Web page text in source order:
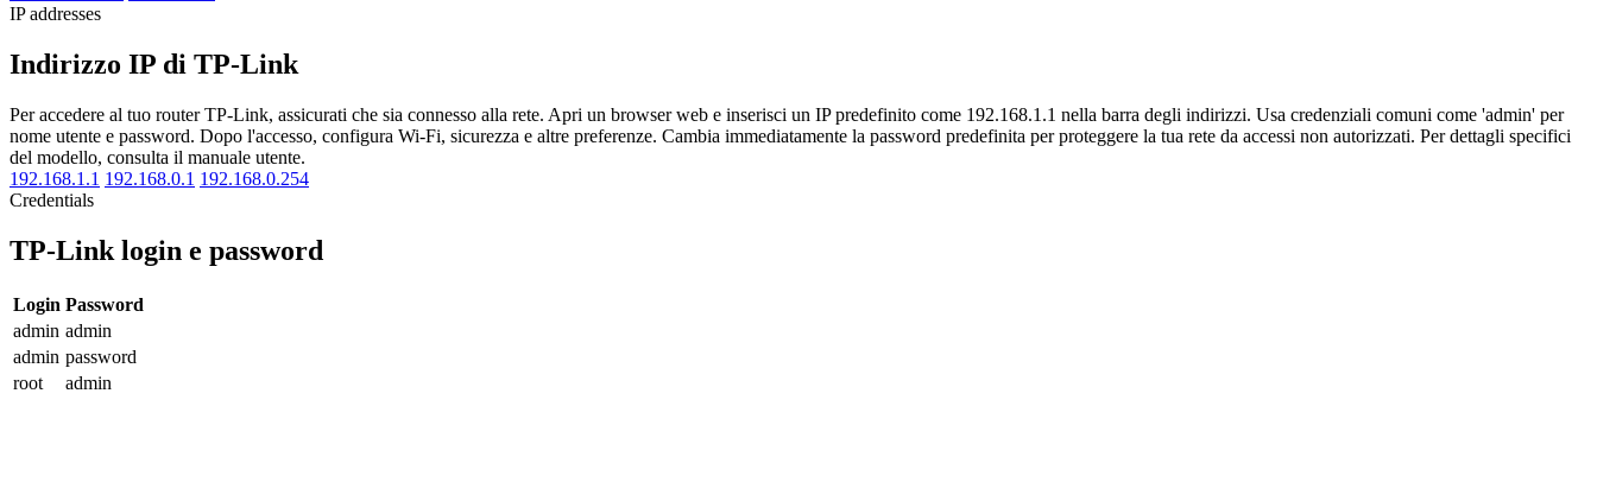
IP addresses
Indirizzo IP di TP-Link
Per accedere al tuo router TP-Link, assicurati che sia connesso alla rete. Apri un browser web e inserisci un IP predefinito come 192.168.1.1 nella barra degli indirizzi. Usa credenziali comuni come 'admin' per
nome utente e password. Dopo l'accesso, configura Wi-Fi, sicurezza e altre preferenze. Cambia immediatamente la password predefinita per proteggere la tua rete da accessi non autorizzati. Per dettagli specifici
del modello, consulta il manuale utente.
192.168.1.1 192.168.0.1 192.168.0.254
Credentials
TP-Link login e password
Login Password
admin admin
admin password
root
admin